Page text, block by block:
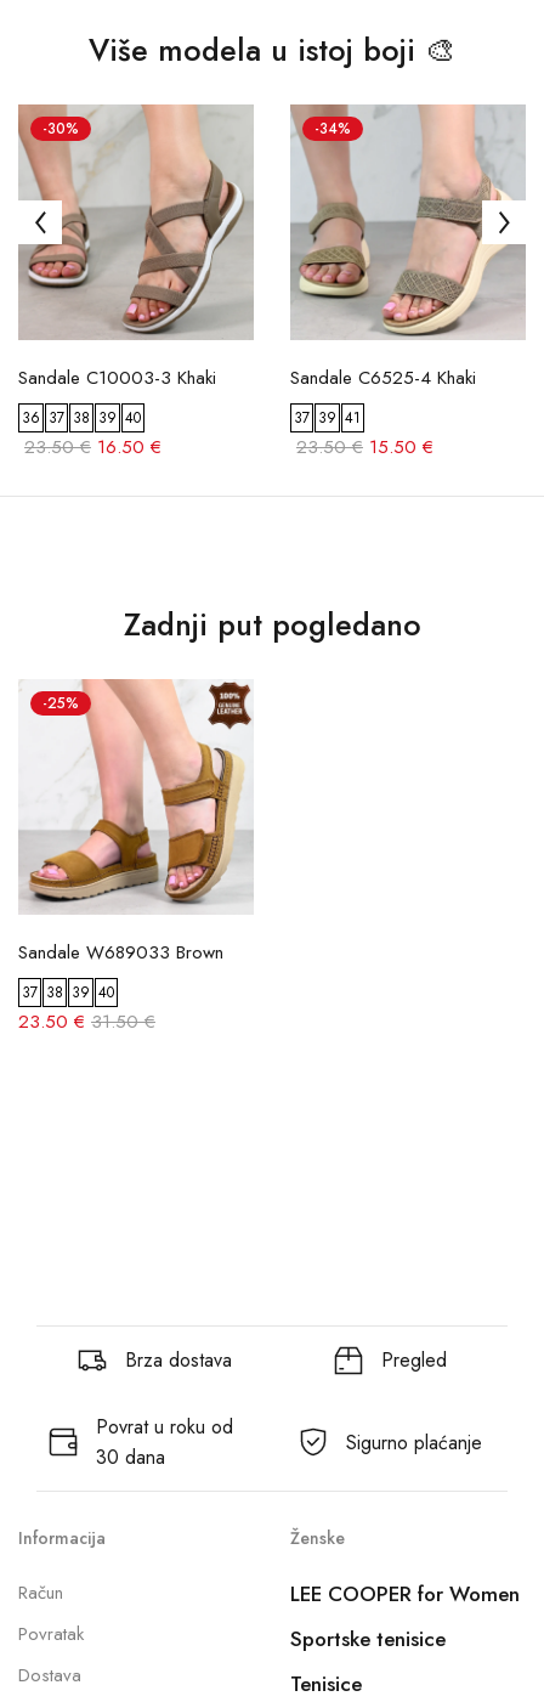
Više modela u istoj boji 🎨
-30%
Sandale C10003-3 Khaki
36 37 38 39 40
23.50 € 16.50 €
-34%
Sandale C6525-4 Khaki
37 39 41
23.50 € 15.50 €
Zadnji put pogledano
-25%
Sandale W689033 Brown
37 38 39 40
23.50 € 31.50 €
Brza dostava Pregled
Povrat u roku od
30 dana
Sigurno plaćanje
Informacija
Račun
Povratak
Dostava
Ženske
LEE COOPER for Women
Sportske tenisice
Tenisice